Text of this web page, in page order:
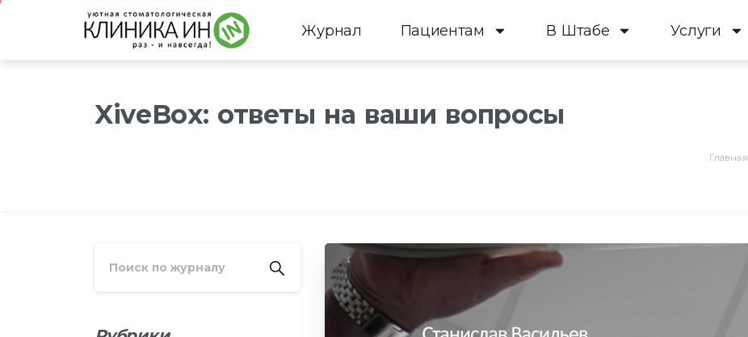
Журнал Пациентам В Штабе Услуги
XiveBox: ответы на ваши вопросы
Главная